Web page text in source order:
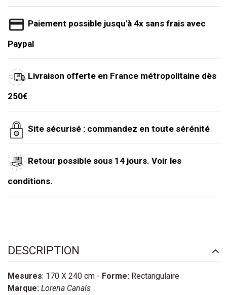
Paiement possible jusqu'à 4x sans frais avec
Paypal
Livraison offerte en France métropolitaine dès
250€
Site sécurisé : commandez en toute sérénité
Retour possible sous 14 jours. Voir les
conditions.
DESCRIPTION
Mesures: 170 X 240 cm - Forme: Rectangulaire
Marque: Lorena Canals